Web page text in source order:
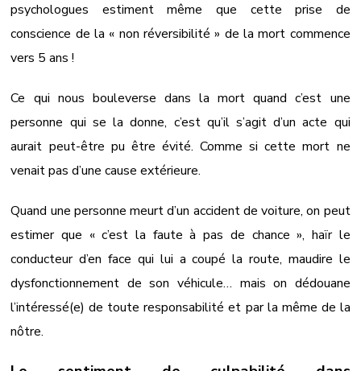
psychologues estiment même que cette prise de
conscience de la « non réversibilité » de la mort commence
vers 5 ans !
Ce qui nous bouleverse dans la mort quand c’est une
personne qui se la donne, c’est qu’il s’agit d’un acte qui
aurait peut-être pu être évité. Comme si cette mort ne
venait pas d’une cause extérieure.
Quand une personne meurt d’un accident de voiture, on peut
estimer que « c’est la faute à pas de chance », haïr le
conducteur d’en face qui lui a coupé la route, maudire le
dysfonctionnement de son véhicule… mais on dédouane
l’intéressé(e) de toute responsabilité et par la même de la
nôtre.